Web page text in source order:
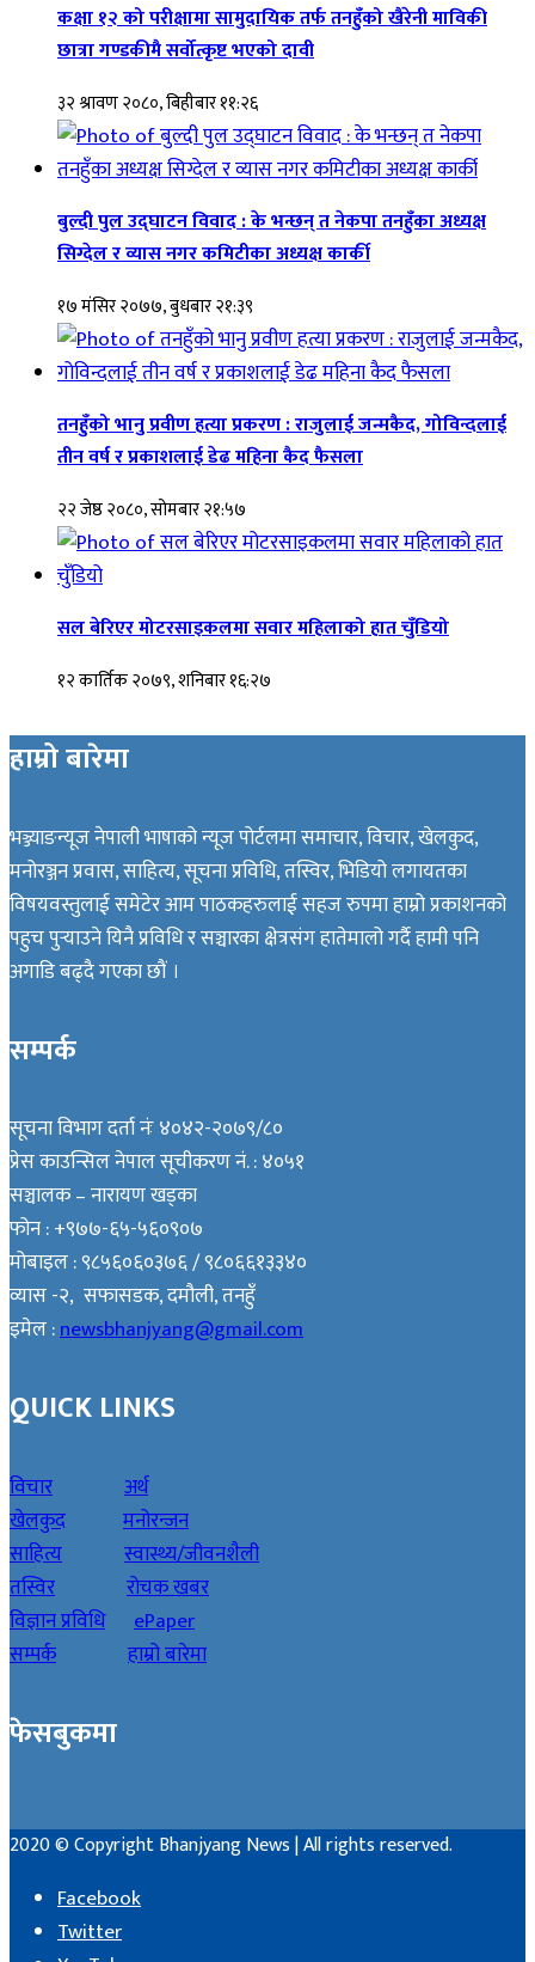
कक्षा १२ को परीक्षामा सामुदायिक तर्फ तनहुँको खैरेनी माविकी
छात्रा गण्डकीमै सर्वोत्कृष्ट भएको दावी
३२ श्रावण २०८०, बिहीबार ११:२६
बुल्दी पुल उद्घाटन विवाद : के भन्छन् त नेकपा तनहुँका अध्यक्ष
सिग्देल र व्यास नगर कमिटीका अध्यक्ष कार्की
१७ मंसिर २०७७, बुधबार २१:३९
तनहुँको भानु प्रवीण हत्या प्रकरण : राजुलाई जन्मकैद, गोविन्दलाई
तीन वर्ष र प्रकाशलाई डेढ महिना कैद फैसला
२२ जेष्ठ २०८०, सोमबार २१:५७
सल बेरिएर मोटरसाइकलमा सवार महिलाको हात चुँडियो
१२ कार्तिक २०७९, शनिबार १६:२७
हाम्रो बारेमा
भञ्ज्याङन्यूज नेपाली भाषाको न्यूज पोर्टलमा समाचार, विचार, खेलकुद,
मनोरञ्जन प्रवास, साहित्य, सूचना प्रविधि, तस्विर, भिडियो लगायतका
विषयवस्तुलाई समेटेर आम पाठकहरुलाई सहज रुपमा हाम्रो प्रकाशनको
पहुच पुर्‍याउने यिनै प्रविधि र सञ्चारका क्षेत्रसंग हातेमालो गर्दै हामी पनि
अगाडि बढ्दै गएका छौं ।
सम्पर्क
सूचना विभाग दर्ता नंः ४०४२-२०७९/८०
प्रेस काउन्सिल नेपाल सूचीकरण नं. : ४०५१
सञ्चालक – नारायण खड्का
फोन : +९७७-६५-५६०९०७
मोबाइल : ९८५६०६०३७६ / ९८०६६१३३४०
व्यास -२, सफासडक, दमौली, तनहुँ
इमेल :newsbhanjyang@gmail.com
QUICK LINKS
विचार
अर्थ
खेलकुद
मनोरन्जन
साहित्य
स्वास्थ्य/जीवनशैली
तस्विर
रोचक खबर
विज्ञान प्रविधि
ePaper
सम्पर्क
हाम्रो बारेमा
फेसबुकमा
2020 © Copyright Bhanjyang News | All rights reserved.
Facebook
Twitter